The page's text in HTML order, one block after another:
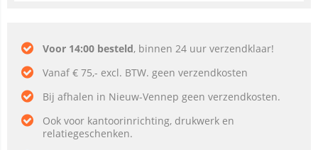
Voor 14:00 besteld, binnen 24 uur verzendklaar!
Vanaf € 75,- excl. BTW. geen verzendkosten
Bij afhalen in Nieuw-Vennep geen verzendkosten.
Ook voor kantoorinrichting, drukwerk en
relatiegeschenken.